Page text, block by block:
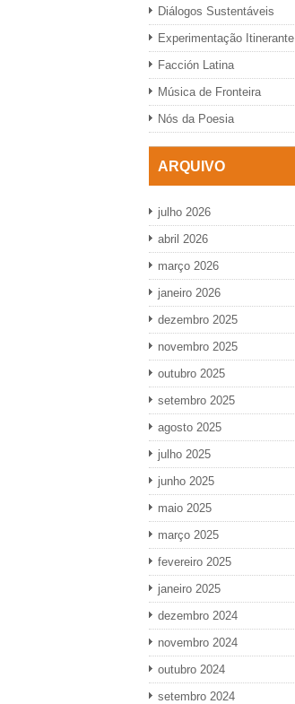
Diálogos Sustentáveis
Experimentação Itinerante
Facción Latina
Música de Fronteira
Nós da Poesia
ARQUIVO
julho 2026
abril 2026
março 2026
janeiro 2026
dezembro 2025
novembro 2025
outubro 2025
setembro 2025
agosto 2025
julho 2025
junho 2025
maio 2025
março 2025
fevereiro 2025
janeiro 2025
dezembro 2024
novembro 2024
outubro 2024
setembro 2024